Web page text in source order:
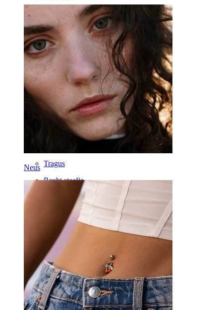
Neus
Helix
Oor
Septum
14k Goud
Clip-on
Labret
Tragus
Recht staafje
Hoefijzer
Ring
Gereedschappen
Gebogen staafje
Oorlel